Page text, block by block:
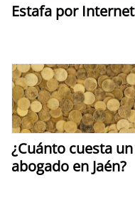
Estafa por Internet
¿Cuánto cuesta un
abogado en Jaén?